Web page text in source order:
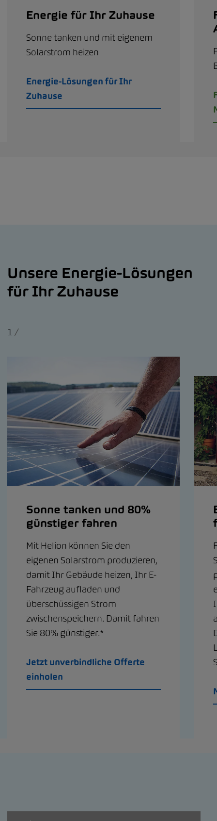
Energie für Ihr Zuhause
Sonne tanken und mit eigenem
Solarstrom heizen
Energie-Lösungen für Ihr
Zuhause
Unsere Energie-Lösungen
für Ihr Zuhause
1 /
Sonne tanken und 80%
günstiger fahren
Mit Helion können Sie den
eigenen Solarstrom produzieren,
damit Ihr Gebäude heizen, Ihr E-
Fahrzeug aufladen und
überschüssigen Strom
zwischenspeichern. Damit fahren
Sie 80% günstiger.*
Jetzt unverbindliche Offerte
einholen